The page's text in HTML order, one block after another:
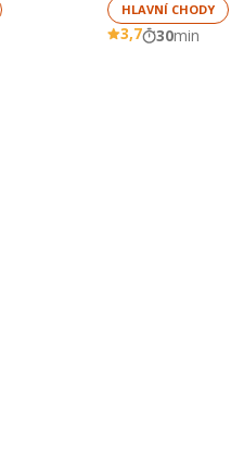
HLAVNÍ CHODY
3,7 30min